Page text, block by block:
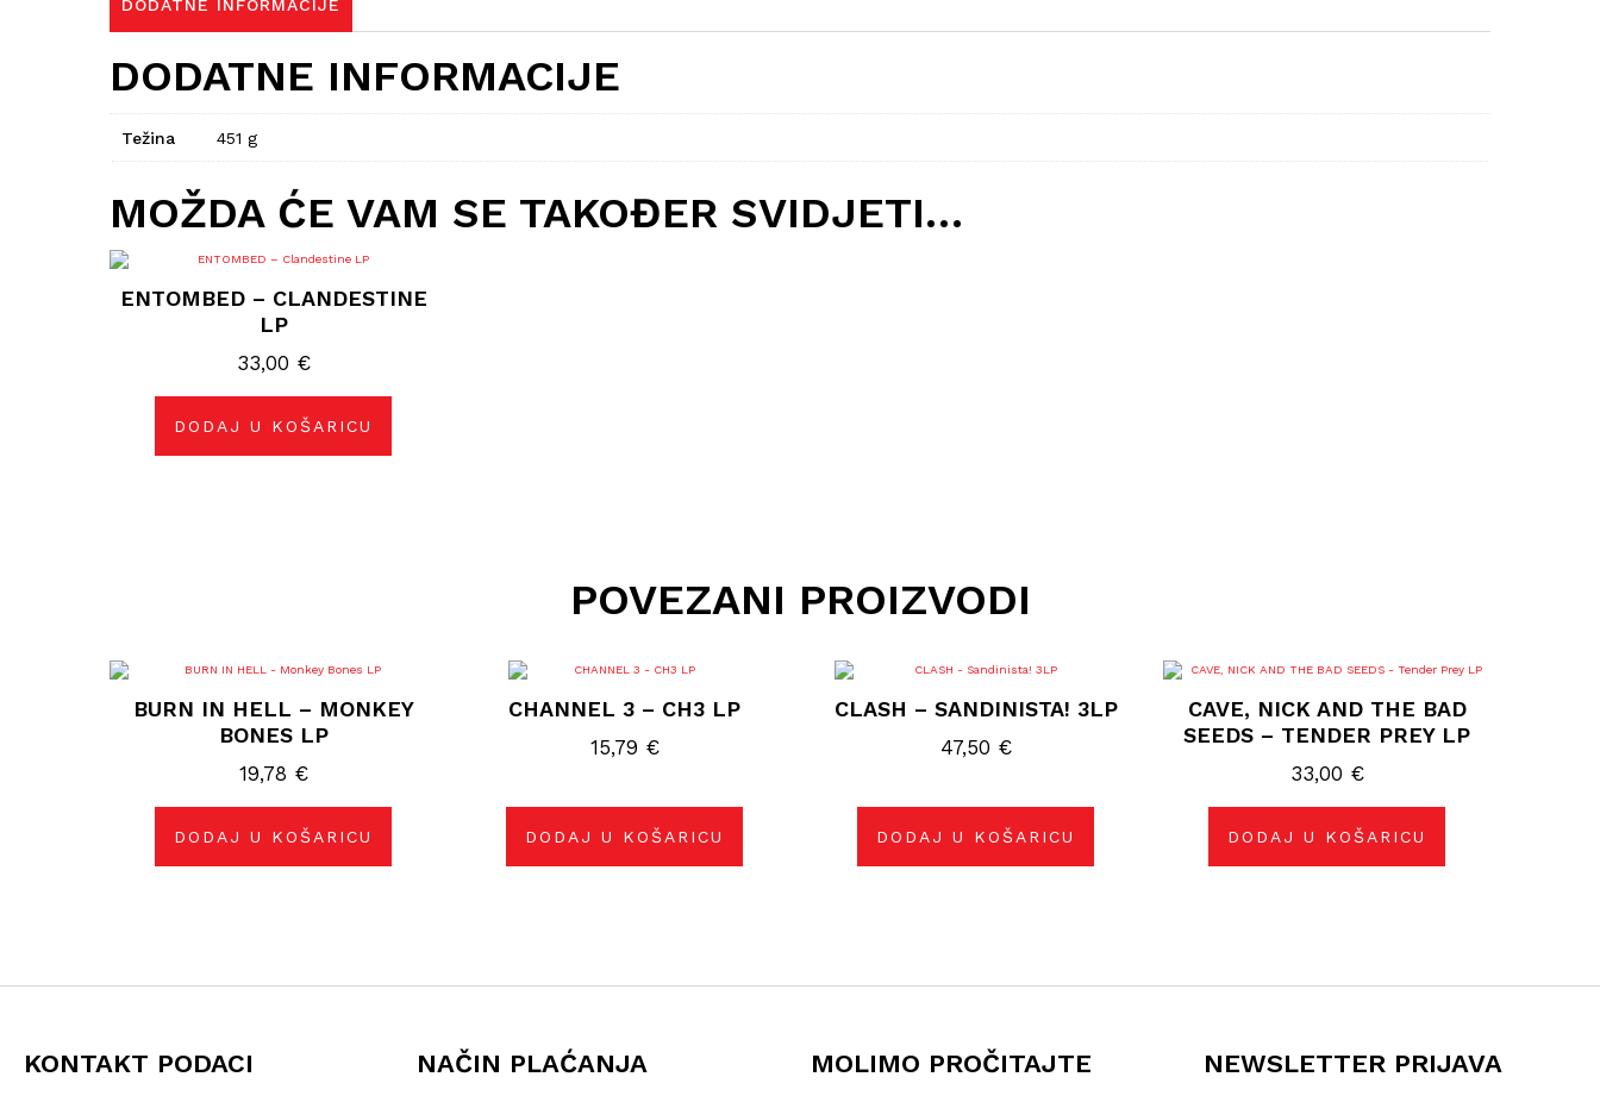
DODATNE INFORMACIJE
DODATNE INFORMACIJE
Težina 451 g
MOŽDA ĆE VAM SE TAKOĐER SVIDJETI…
ENTOMBED – CLANDESTINE
LP
33,00 €
DODAJ U KOŠARICU
POVEZANI PROIZVODI
BURN IN HELL – MONKEY
BONES LP
19,78 €
DODAJ U KOŠARICU
CHANNEL 3 – CH3 LP
15,79 €
DODAJ U KOŠARICU
CLASH – SANDINISTA! 3LP
47,50 €
DODAJ U KOŠARICU
CAVE, NICK AND THE BAD
SEEDS – TENDER PREY LP
33,00 €
DODAJ U KOŠARICU
KONTAKT PODACI NAČIN PLAĆANJA MOLIMO PROČITAJTE NEWSLETTER PRIJAVA